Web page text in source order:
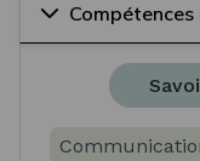
Compétences